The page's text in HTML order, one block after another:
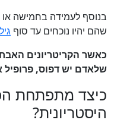
בנוסף לעמידה בחמישה או
שהם יהיו נוכחים עד סוף
כאשר הקריטריונים
שלאדם יש דפוס, פרופיל
כיצד מתפתחת
היסטריונית?